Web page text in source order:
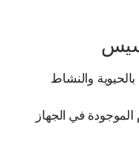
والنشاط
في الجهاز